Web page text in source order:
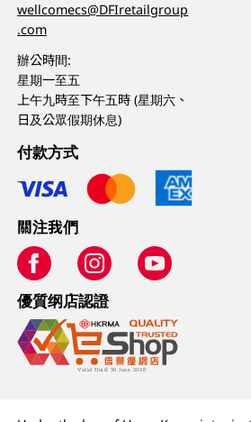
wellcomecs@DFIretailgroup
.com
辦公時間:
星期一至五
上午九時至下午五時 (星期六、
日及公眾假期休息)
付款方式
關注我們
優質纲店認證